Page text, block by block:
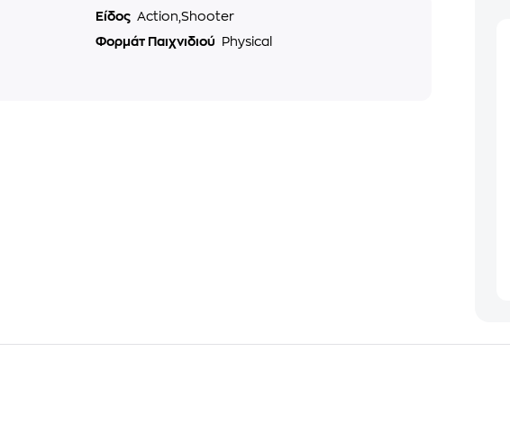
Είδος Action,Shooter
Φορμάτ Παιχνιδιού Physical